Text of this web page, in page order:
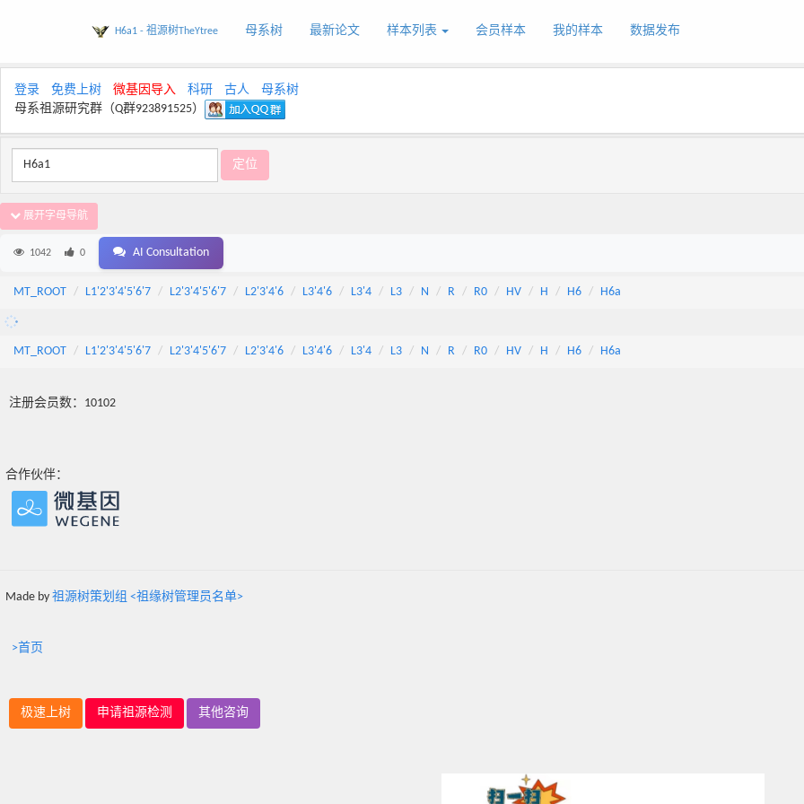
H6a1 - 祖源树TheYtree 母系树 最新论文 样本列表 会员样本 我的样本 数据发布
登录 免费上树 微基因导入 科研 古人
母系树
母系祖源研究群（Q群923891525）
展开字母导航
1042 0 AI Consultation
MT_ROOT L1'2'3'4'5'6'7 L2'3'4'5'6'7 L2'3'4'6 L3'4'6 L3'4 L3 N R R0 HV H H6 H6a
MT_ROOT L1'2'3'4'5'6'7 L2'3'4'5'6'7 L2'3'4'6 L3'4'6 L3'4 L3 N R R0 HV H H6 H6a
注册会员数：10102
合作伙伴：
Made by 祖源树策划组 <祖缘树管理员名单>
>首页
极速上树 申请祖源检测 其他咨询